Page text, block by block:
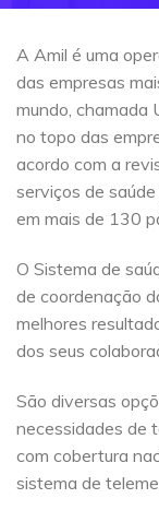
A Amil é uma
das empresas
mundo, chamada
no topo das
acordo com a
serviços de
em mais de 130
O Sistema de
de coordenação
melhores
dos seus
São diversas
necessidades de
com cobertura
sistema de